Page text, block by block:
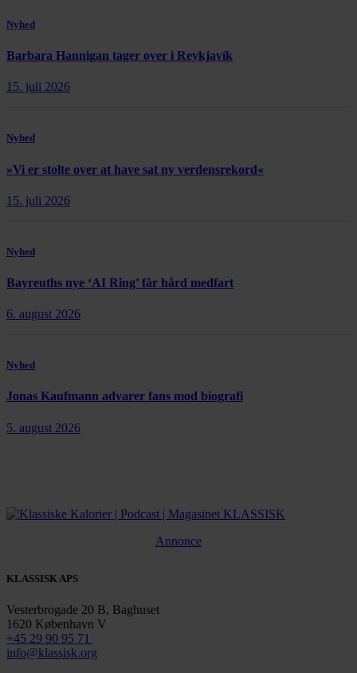
Nyhed
Barbara Hannigan tager over i Reykjavík
15. juli 2026
Nyhed
»Vi er stolte over at have sat ny verdensrekord«
15. juli 2026
Nyhed
Bayreuths nye ‘AI Ring’ får hård medfart
6. august 2026
Nyhed
Jonas Kaufmann advarer fans mod biografi
5. august 2026
Annonce
KLASSISK APS
Vesterbrogade 20 B, Baghuset
1620 København V
+45 29 90 95 71
info@klassisk.org